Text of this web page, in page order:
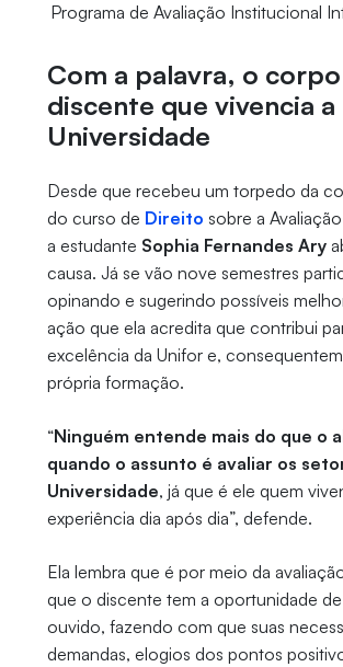
Programa de Avaliação Institucional
Com a palavra, o corpo
discente que vivencia a
Universidade
Desde que recebeu um torpedo da
do curso de Direito sobre a
a estudante Sophia Fernandes Ary
causa. Já se vão nove semestres
opinando e sugerindo possíveis
ação que ela acredita que contribui
excelência da Unifor e,
própria formação.
“Ninguém entende mais do que o
quando o assunto é avaliar os
Universidade, já que é ele quem
experiência dia após dia”, defende.
Ela lembra que é por meio da
que o discente tem a oportunidade
ouvido, fazendo com que suas
demandas, elogios dos pontos